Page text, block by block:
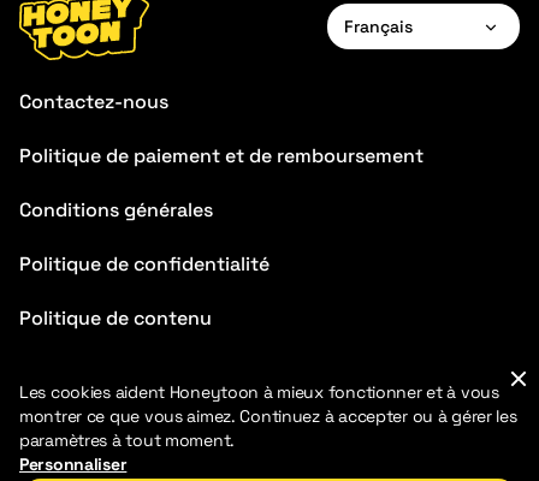
Français
Deutsch
Contactez-nous
Politique de paiement et de remboursement
Conditions générales
Politique de confidentialité
Politique de contenu
Les cookies aident Honeytoon à mieux fonctionner et à vous
montrer ce que vous aimez. Continuez à accepter ou à gérer les
paramètres à tout moment.
Personnaliser